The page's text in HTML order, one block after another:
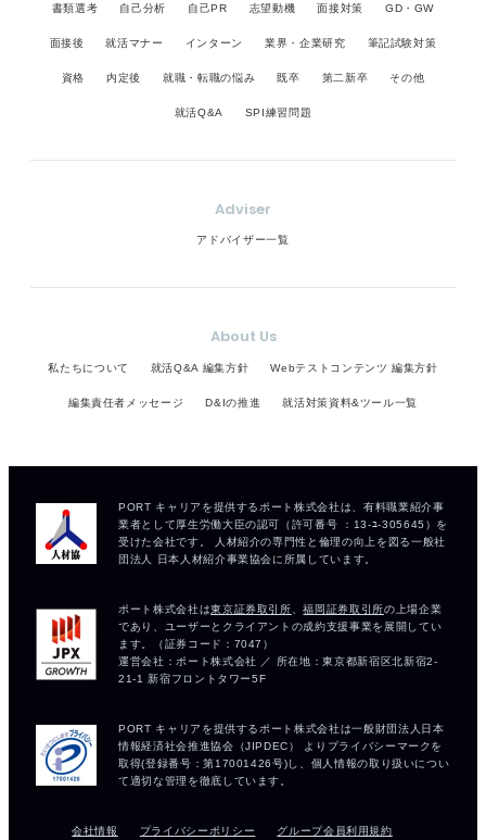
書類選考 自己分析 自己PR 志望動機 面接対策 GD・GW
面接後 就活マナー インターン 業界・企業研究 筆記試験対策
資格 内定後 就職・転職の悩み 既卒 第二新卒 その他
就活Q&A SPI練習問題
Adviser
アドバイザー一覧
About Us
私たちについて 就活Q&A 編集方針 Webテストコンテンツ 編集方針
編集責任者メッセージ D&Iの推進 就活対策資料&ツール一覧
会社情報 プライバシーポリシー グループ会員利用規約